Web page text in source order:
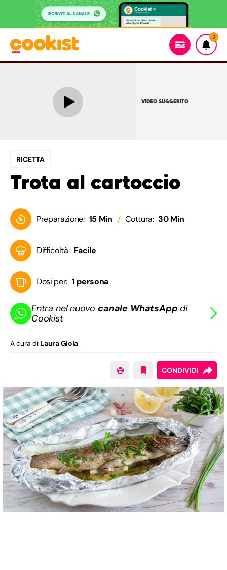
2
VIDEO SUGGERITO
RICETTA
Trota al cartoccio
Preparazione: 15 Min Cottura: 30 Min
Difficoltà: Facile
Dosi per: 1 persona
Entra nel nuovocanale WhatsApp di
Cookist
A cura di Laura Gioia
CONDIVIDI